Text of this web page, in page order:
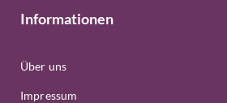
Informationen
Über uns
Impressum